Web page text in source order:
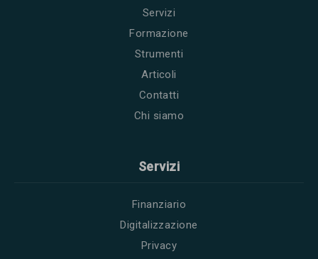
Servizi
Formazione
Strumenti
Articoli
Contatti
Chi siamo
Servizi
Finanziario
Digitalizzazione
Privacy